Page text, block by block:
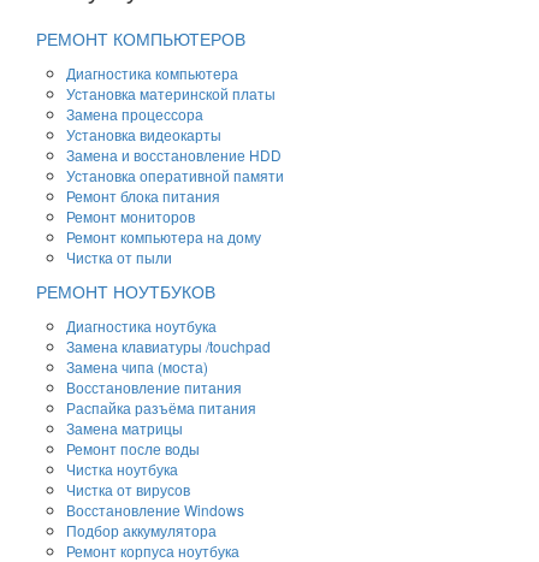
РЕМОНТ КОМПЬЮТЕРОВ
Диагностика компьютера
Установка материнской платы
Замена процессора
Установка видеокарты
Замена и восстановление HDD
Установка оперативной памяти
Ремонт блока питания
Ремонт мониторов
Ремонт компьютера на дому
Чистка от пыли
РЕМОНТ НОУТБУКОВ
Диагностика ноутбука
Замена клавиатуры /touchpad
Замена чипа (моста)
Восстановление питания
Распайка разъёма питания
Замена матрицы
Ремонт после воды
Чистка ноутбука
Чистка от вирусов
Восстановление Windows
Подбор аккумулятора
Ремонт корпуса ноутбука